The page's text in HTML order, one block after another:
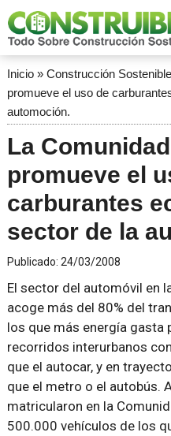
Inicio» Construcción Sostenible
promueve el uso de
automoción.
La
promueve el
carburantes
sector de la
Publicado: 24/03/2008
El sector del automóvil en
acoge más del 80% del
los que más energía gasta
recorridos interurbanos
que el autocar, y en
que el metro o el autobús.
matricularon en la
500.000 vehículos de los